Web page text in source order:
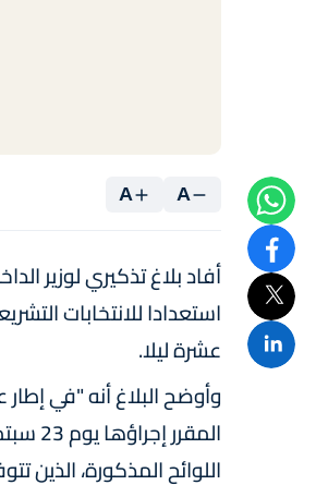
A
A
أفاد بلاغ تذكيري لوزير
عشرة ليلا.
وأوضح البلاغ أنه "في